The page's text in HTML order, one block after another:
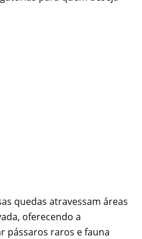
quedas atravessam áreas
oferecendo a
pássaros raros e fauna